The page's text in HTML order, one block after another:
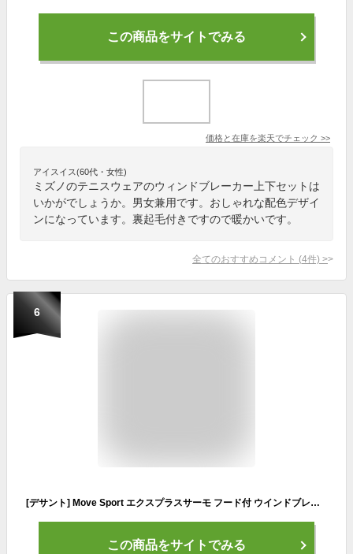
この商品をサイトでみる
価格と在庫を楽天でチェック >>
アイスイス(60代・女性)
ミズノのテニスウェアのウィンドブレーカー上下セットは
いかがでしょうか。男女兼用です。おしゃれな配色デザイ
ンになっています。裏起毛付きですので暖かいです。
全てのおすすめコメント (4件) >
6
[デサント] Move Sport エクスプラスサーモ フード付 ウインドブレーカージャケット・パンツ上下セット DMMQJF34/DMMQJG34 裏地：トリコット起毛 (RDxNV レッドｘネイビー, O)
この商品をサイトでみる